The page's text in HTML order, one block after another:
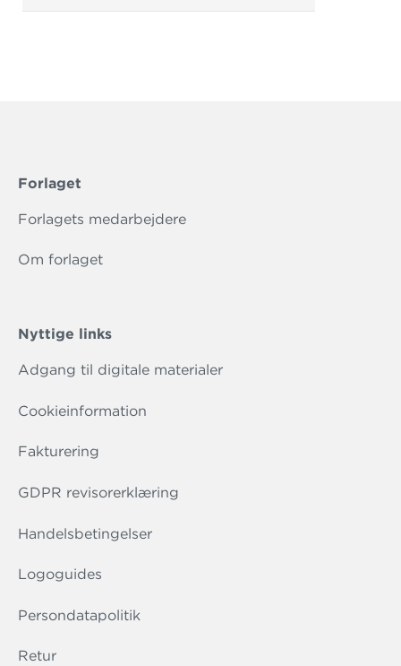
Forlaget
Forlagets medarbejdere
Om forlaget
Nyttige links
Adgang til digitale materialer
Cookieinformation
Fakturering
GDPR revisorerklæring
Handelsbetingelser
Logoguides
Persondatapolitik
Retur